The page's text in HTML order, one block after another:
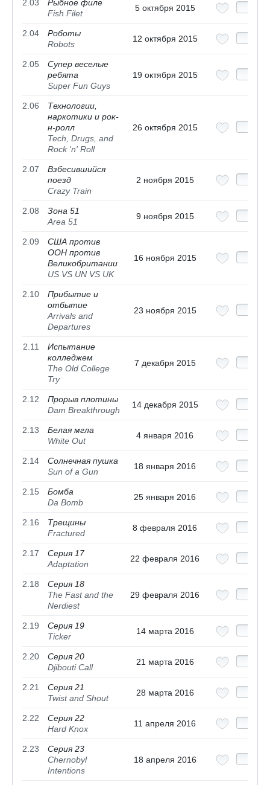
2.03
Рыбное филе
Fish Filet
5 октября 2015
2.04
Роботы
Robots
12 октября 2015
2.05
Супер веселые
ребята
Super Fun Guys
19 октября 2015
2.06
Технологии,
наркотики и рок-
н-ролл
Tech, Drugs, and
Rock 'n' Roll
26 октября 2015
2.07
Взбесившийся
поезд
Crazy Train
2 ноября 2015
2.08
Зона 51
Area 51
9 ноября 2015
2.09
США против
ООН против
Великобритании
US VS UN VS UK
16 ноября 2015
2.10
Прибытие и
отбытие
Arrivals and
Departures
23 ноября 2015
2.11
Испытание
колледжем
The Old College
Try
7 декабря 2015
2.12
Прорыв плотины
Dam Breakthrough
14 декабря 2015
2.13
Белая мгла
White Out
4 января 2016
2.14
Солнечная пушка
Sun of a Gun
18 января 2016
2.15
Бомба
Da Bomb
25 января 2016
2.16
Трещины
Fractured
8 февраля 2016
2.17
Серия 17
Adaptation
22 февраля 2016
2.18
Серия 18
The Fast and the
Nerdiest
29 февраля 2016
2.19
Серия 19
Ticker
14 марта 2016
2.20
Серия 20
Djibouti Call
21 марта 2016
2.21
Серия 21
Twist and Shout
28 марта 2016
2.22
Серия 22
Hard Knox
11 апреля 2016
2.23
Серия 23
Chernobyl
Intentions
18 апреля 2016